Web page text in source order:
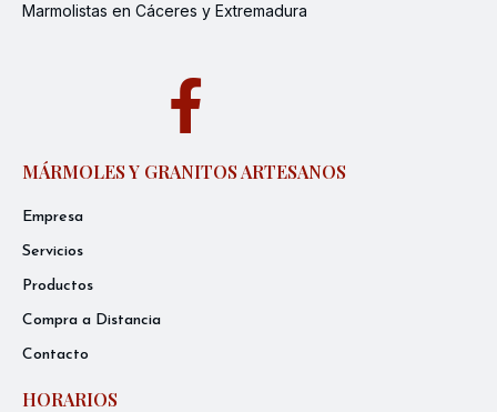
Marmolistas en Cáceres y Extremadura
MÁRMOLES Y GRANITOS ARTESANOS
Empresa
Servicios
Productos
Compra a Distancia
Contacto
HORARIOS